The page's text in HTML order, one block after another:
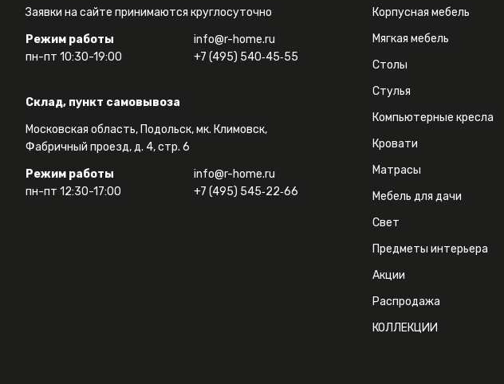
Заявки на сайте принимаются круглосуточно
Режим работы
пн-пт 10:30-19:00
info@r-home.ru
+7 (495) 540‑45‑55
Склад, пункт самовывоза
Московская область, Подольск, мк. Климовск,
Фабричный проезд, д. 4, стр. 6
Режим работы
пн-пт 12:30-17:00
info@r-home.ru
+7 (495) 545‑22‑66
Корпусная мебель
Мягкая мебель
Столы
Стулья
Компьютерные кресла
Кровати
Матрасы
Мебель для дачи
Свет
Предметы интерьера
Акции
Распродажа
КОЛЛЕКЦИИ